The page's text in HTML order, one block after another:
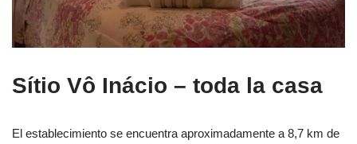
Sítio Vô Inácio – toda la casa
El establecimiento se encuentra aproximadamente a 8,7 km de